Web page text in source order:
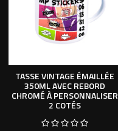
TASSE VINTAGE ÉMAILLÉE
350ML AVEC REBORD
CHROMÉ À PERSONNALISER
2 COTÉS